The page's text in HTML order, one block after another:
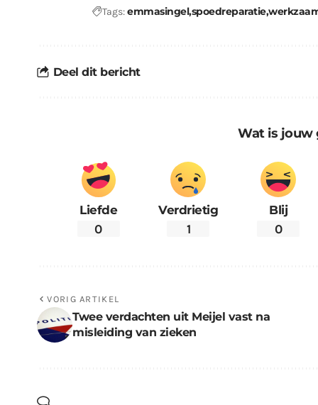
Tags:emmasingelspoedreparatie
Deel dit bericht
Wat is jouw
Liefde
0
Verdrietig
1
Blij
0
VORIG ARTIKEL
Twee verdachten uit Meijel vast na
misleiding van zieken